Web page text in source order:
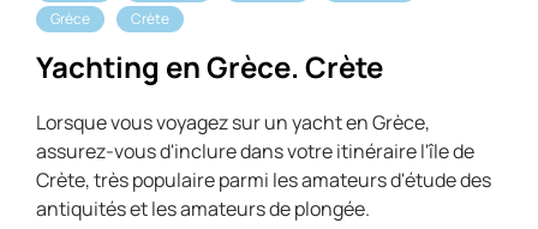
Grèce
Crète
Yachting en Grèce. Crète
Lorsque vous voyagez sur un yacht en Grèce,
assurez-vous d'inclure dans votre itinéraire l'île de
Crète, très populaire parmi les amateurs d'étude des
antiquités et les amateurs de plongée.